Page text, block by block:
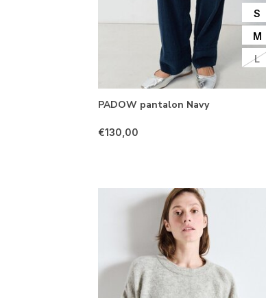
S
M
L
PADOW pantalon Navy
€130,00